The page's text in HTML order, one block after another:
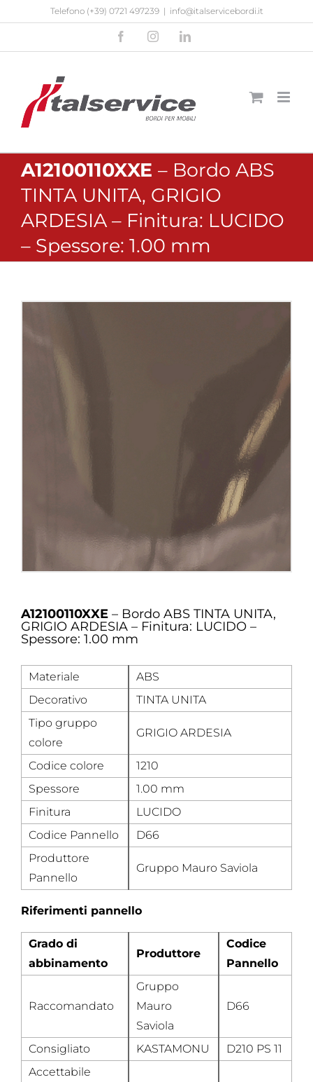
contenuto
Telefono (+39) 0721 497239 | info@italservicebordi.it
FacebookInstagramLinkedIn
A12100110XXE – Bordo ABS
TINTA UNITA, GRIGIO
ARDESIA – Finitura: LUCIDO
– Spessore: 1.00 mm
A12100110XXE – Bordo ABS TINTA UNITA,
GRIGIO ARDESIA – Finitura: LUCIDO –
Spessore: 1.00 mm
Materiale
ABS
Decorativo
TINTA UNITA
Tipo gruppo
colore
GRIGIO ARDESIA
Codice colore
1210
Spessore
1.00 mm
Finitura
LUCIDO
Codice Pannello
D66
Produttore
Pannello
Gruppo Mauro Saviola
Riferimenti pannello
Grado di
abbinamento
Produttore
Codice
Pannello
Raccomandato
Gruppo
Mauro
Saviola
D66
Consigliato KASTAMONU
D210 PS 11
Accettabile